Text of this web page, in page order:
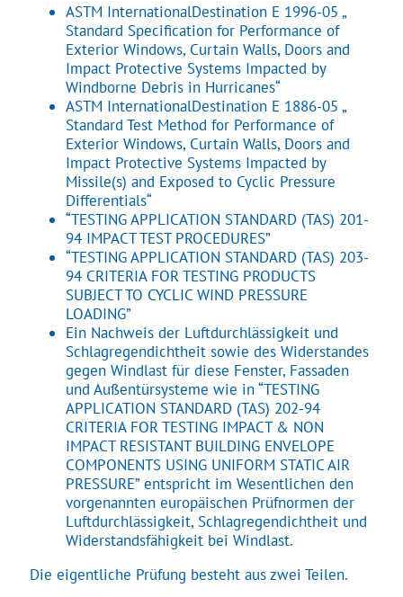
ASTM InternationalDestination E 1996-05 „
Standard Specification for Performance of
Exterior Windows, Curtain Walls, Doors and
Impact Protective Systems Impacted by
Windborne Debris in Hurricanes“
ASTM InternationalDestination E 1886-05 „
Standard Test Method for Performance of
Exterior Windows, Curtain Walls, Doors and
Impact Protective Systems Impacted by
Missile(s) and Exposed to Cyclic Pressure
Differentials“
“TESTING APPLICATION STANDARD (TAS) 201-
94 IMPACT TEST PROCEDURES”
“TESTING APPLICATION STANDARD (TAS) 203-
94 CRITERIA FOR TESTING PRODUCTS
SUBJECT TO CYCLIC WIND PRESSURE
LOADING”
Ein Nachweis der Luftdurchlässigkeit und
Schlagregendichtheit sowie des Widerstandes
gegen Windlast für diese Fenster, Fassaden
und Außentürsysteme wie in “TESTING
APPLICATION STANDARD (TAS) 202-94
CRITERIA FOR TESTING IMPACT & NON
IMPACT RESISTANT BUILDING ENVELOPE
COMPONENTS USING UNIFORM STATIC AIR
PRESSURE” entspricht im Wesentlichen den
vorgenannten europäischen Prüfnormen der
Luftdurchlässigkeit, Schlagregendichtheit und
Widerstandsfähigkeit bei Windlast.
Die eigentliche Prüfung besteht aus zwei Teilen.